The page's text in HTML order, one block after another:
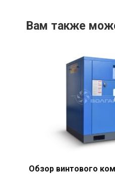
Вам также
Обзор винтового